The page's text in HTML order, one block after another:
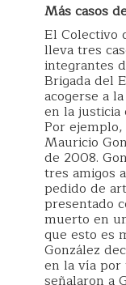
Más casos
El Colectivo
lleva tres
integrantes
Brigada del
acogerse a
en la justicia
Por
Mauricio
de 2008.
tres amigos
pedido de
presentado
muerto en
que esto es
González
en la vía por